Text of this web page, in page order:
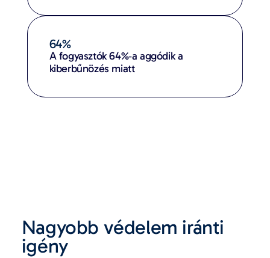
64%
A fogyasztók 64%‑a aggódik a
kiberbűnözés miatt
Nagyobb védelem iránti
igény